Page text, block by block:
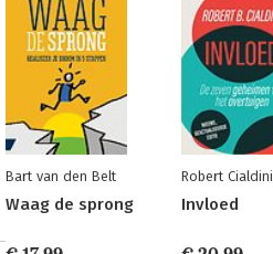
Bart van den Belt
Waag de sprong
Robert Cialdini
Invloed